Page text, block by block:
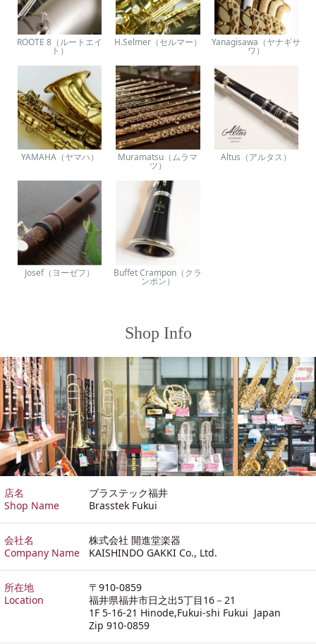
ROOTE 8（ルートエイ
ト）
H.Selmer（セルマー） Yanagisawa（ヤナギサ
ワ）
YAMAHA（ヤマハ） Muramatsu（ムラマ
ツ）
Altus（アルタス）
Josef（ヨーゼフ） Buffet Crampon（クラ
ンポン）
Shop Info
店名
Shop Name
ブラステック福井
Brasstek Fukui
会社名
Company Name
株式会社 開進堂楽器
KAISHINDO GAKKI Co., Ltd.
所在地
Location
〒910-0859
福井県福井市日之出5丁目16－21
1F 5-16-21 Hinode,Fukui-shi Fukui Japan
Zip 910-0859